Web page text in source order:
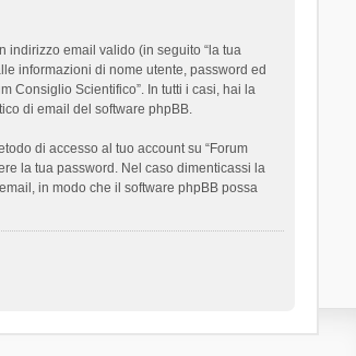
indirizzo email valido (in seguito “la tua
informazioni di nome utente, password ed
Consiglio Scientifico”. In tutti i casi, hai la
di email del software phpBB.
di accesso al tuo account su “Forum
la tua password. Nel caso dimenticassi la
in modo che il software phpBB possa